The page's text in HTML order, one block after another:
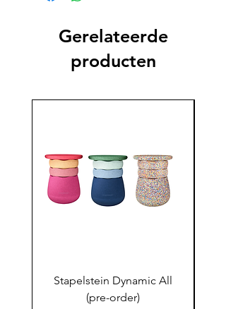
Gerelateerde
producten
Stapelstein Dynamic All
(pre-order)